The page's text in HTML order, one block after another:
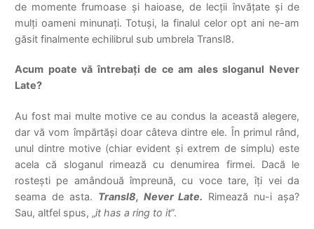
de momente frumoase și haioase, de lecții învățate și de
mulți oameni minunați. Totuși, la finalul celor opt ani ne-am
găsit finalmente echilibrul sub umbrela Transl8.
Acum poate vă întrebați de ce am ales sloganul Never
Late?
Au fost mai multe motive ce au condus la această alegere,
dar vă vom împărtăși doar câteva dintre ele. În primul rând,
unul dintre motive (chiar evident și extrem de simplu) este
acela că sloganul rimează cu denumirea firmei. Dacă le
rosteşti pe amândouă împreună, cu voce tare, îţi vei da
seama de asta. Transl8, Never Late. Rimează nu-i așa?
Sau, altfel spus, „it has a ring to it”.